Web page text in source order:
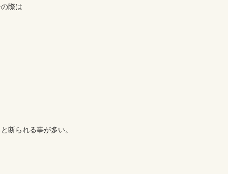
際は
断られる事が多い。